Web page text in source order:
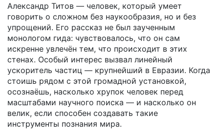
Александр Титов — человек, который умеет
говорить о сложном без наукообразия, но и без
упрощений. Его рассказ не был заученным
монологом гида: чувствовалось, что он сам
искренне увлечён тем, что происходит в этих
стенах. Особый интерес вызвал линейный
ускоритель частиц — крупнейший в Евразии. Когда
стоишь рядом с этой громадной установкой,
осознаёшь, насколько хрупок человек перед
масштабами научного поиска — и насколько он
велик, если способен создавать такие
инструменты познания мира.